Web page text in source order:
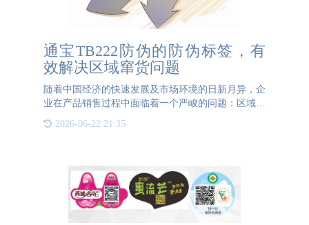
通宝TB222防伪的防伪标签，有
效解决区域窜货问题
随着中国经济的快速发展及市场环境的日新月异，企
业在产品销售过程中面临着一个严峻的问题：区域窜
货现象日益严重。所谓窜货，指的是企业的产品在未
经授权的情况下被销售到非指定地区或渠道的现象。
2026-06-22 21:35